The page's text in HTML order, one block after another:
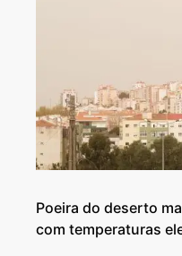
Poeira do deserto
com temperaturas